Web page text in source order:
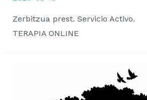
Zerbitzua prest. Servicio Activo.
TERAPIA ONLINE